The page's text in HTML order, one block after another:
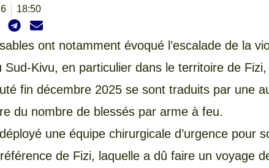
18:50
ont notamment évoqué l’escalade de la
Sud-Kivu, en particulier dans le territoire de
fin décembre 2025 se sont traduits par une
du nombre de blessés par arme à feu.
une équipe chirurgicale d’urgence pour
de Fizi, laquelle a dû faire un voyage